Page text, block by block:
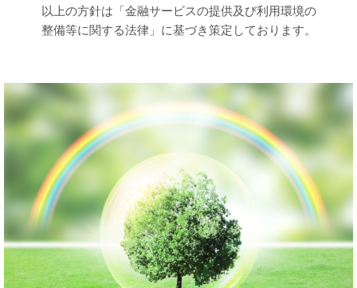
以上の方針は「金融サービスの提供及び利用環境の
整備等に関する法律」に基づき策定しております。